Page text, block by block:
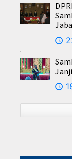
🕔
🕔